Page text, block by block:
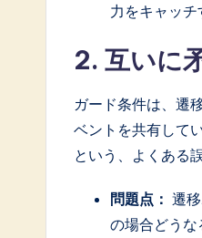
力をキャッチ
2. 互いに
ガード条件は、遷
ベントを共有して
という、よくある
問題点： 遷
の場合どうな